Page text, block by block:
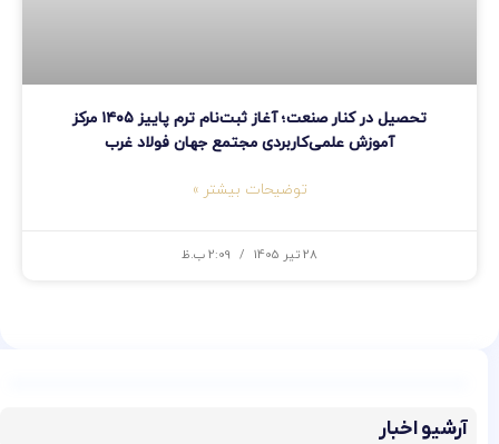
تحصیل در کنار صنعت؛ آغاز ثبت‌نام ترم پاییز ۱۴۰۵ مرکز
آموزش علمی‌کاربردی مجتمع جهان فولاد غرب
توضیحات بیشتر »
28 تیر 1405 2:09 ب.ظ
آرشیو اخبار